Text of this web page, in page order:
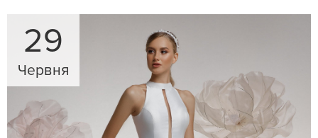
29
Червня